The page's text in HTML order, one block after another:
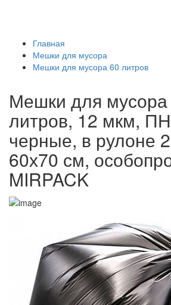
Главная
Мешки для мусора
Мешки для мусора 60 литров
Мешки для
литров, 12 мкм,
черные, в рулоне
60х70 см,
MIRPACK